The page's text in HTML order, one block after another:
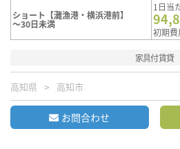
ショート【灘漁港・横浜港前】
～30日未満
1日当
初期
家具付賃貸
高知県 高知市
お問合わせ